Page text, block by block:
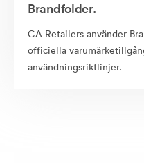
Brandfolder.
CA Retailers använder
officiella
användningsriktlinjer.